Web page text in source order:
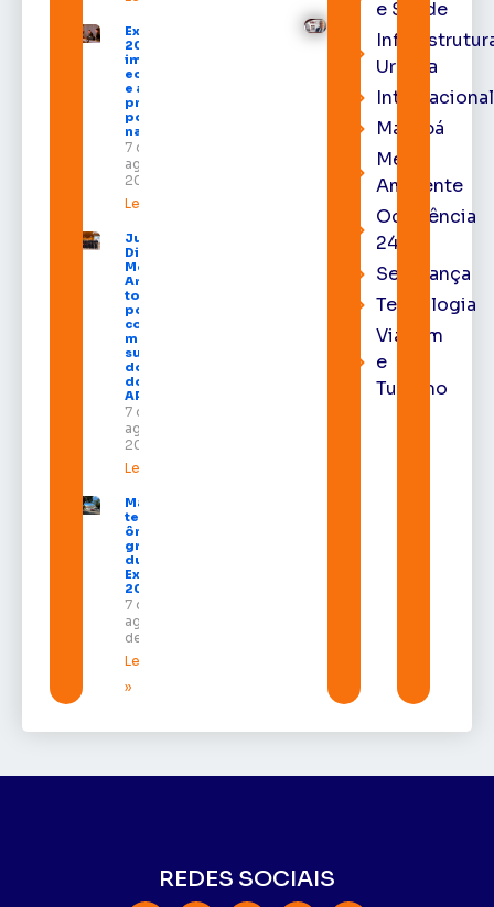
Expofeira
2026
impulsiona
economia
e aumenta
procura
por hotéis
na capital
7 de
agosto de
2026
Leia mais »
Juiz
Diego
Moura de
Araújo
toma
posse
como
membro
substituto
do Pleno
do TRE-
AP
7 de
agosto de
2026
Leia mais »
Macapá
terá
ônibus
gratuitos
durante a
Expofeira
2026
7 de
agosto
de 2026
Leia mais
»
e Saúde
Urbana
Internacional
Macapá
Meio
Ambiente
Ocorrência
24h
Segurança
Tecnologia
Viagem
e
Turismo
REDES SOCIAIS